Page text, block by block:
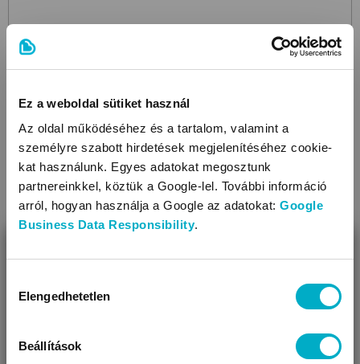
Ez a weboldal sütiket használ
Az oldal működéséhez és a tartalom, valamint a
személyre szabott hirdetések megjelenítéséhez cookie-
kat használunk. Egyes adatokat megosztunk
partnereinkkel, köztük a Google-lel. További információ
arról, hogyan használja a Google az adatokat: Google
Business Data Responsibility.
kiválasztása
Elengedhetetlen
Beállítások
Enjoy Colors Gym
játszószőnyeg játékhíddal
Úgy látjuk, most jársz nálunk először!